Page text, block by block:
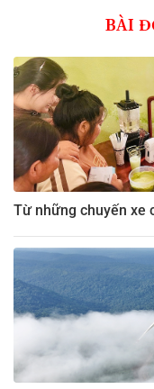
BÀI
Từ những chuyến xe